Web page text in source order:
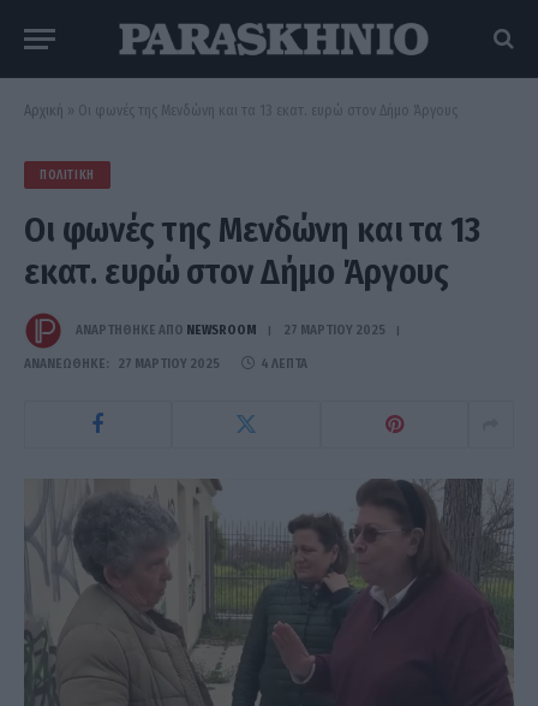
Αρχική » Οι φωνές της Μενδώνη και τα 13 εκατ. ευρώ στον Δήμο Άργους
ΠΟΛΙΤΙΚΉ
Οι φωνές της Μενδώνη και τα 13
εκατ. ευρώ στον Δήμο Άργους
ΑΝΑΡΤΗΘΗΚΕ ΑΠΟ NEWSROOM 27 ΜΑΡΤΊΟΥ 2025
ΑΝΑΝΕΏΘΗΚΕ: 27 ΜΑΡΤΊΟΥ 2025 4 ΛΕΠΤΆ